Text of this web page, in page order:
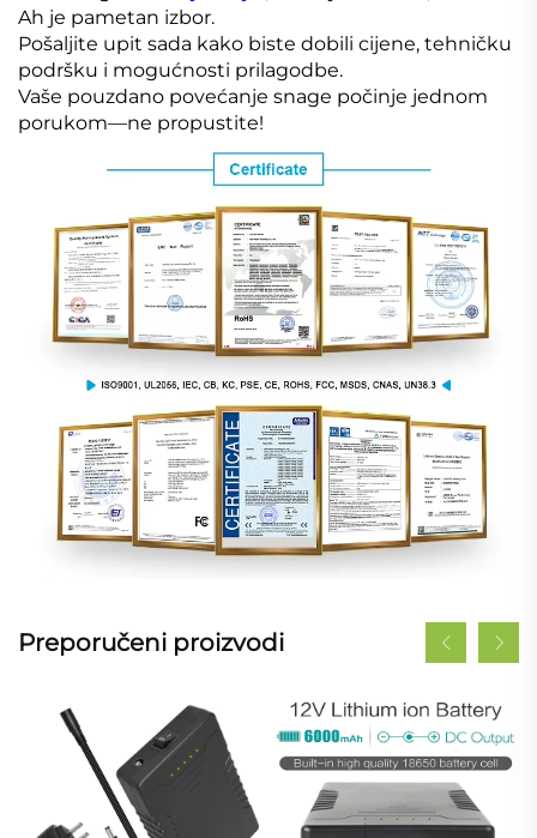
Ah je pametan izbor.
Pošaljite upit sada kako biste dobili cijene, tehničku
podršku i mogućnosti prilagodbe.
Vaše pouzdano povećanje snage počinje jednom
porukom—ne propustite!
Preporučeni proizvodi